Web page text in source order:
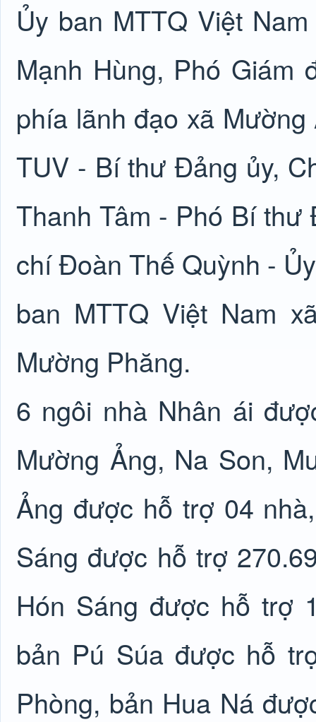
Ủy ban MTTQ Việt
Mạnh Hùng, Phó
phía lãnh đạo xã
TUV - Bí thư Đảng ủy,
Thanh Tâm - Phó Bí thư
chí Đoàn Thế Quỳnh -
ban MTTQ Việt Nam
Mường Phăng.
6 ngôi nhà Nhân ái
Mường Ảng, Na Son,
Ảng được hỗ trợ 04
Sáng được hỗ trợ
Hón Sáng được hỗ trợ
bản Pú Súa được hỗ
Phòng, bản Hua Ná